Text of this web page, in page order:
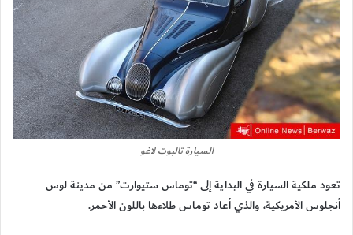
السيارة تالبوت لاغو
تعود ملكية السيارة في البداية إلى “توماس ستيوارت” من مدينة لوس
أنجلوس الأمريكية، والذي أعاد توماس طلاءها باللون الأحمر.